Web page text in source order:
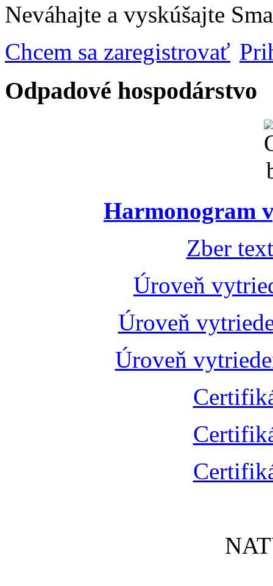
Neváhajte a vyskúšajte
Chcem sa zaregistrovať
Odpadové hospodárstvo
Harmonogram
Zber
Úroveň
Úroveň
Úroveň